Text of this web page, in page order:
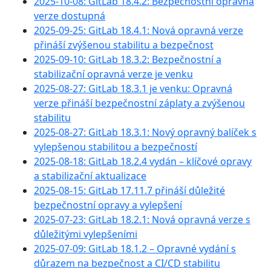
verze dostupná
2025-09-25: GitLab 18.4.1: Nová opravná verze
přináší zvýšenou stabilitu a bezpečnost
2025-09-10: GitLab 18.3.2: Bezpečnostní a
stabilizační opravná verze je venku
2025-08-27: GitLab 18.3.1 je venku: Opravná
verze přináší bezpečnostní záplaty a zvýšenou
stabilitu
2025-08-27: GitLab 18.3.1: Nový opravný balíček s
vylepšenou stabilitou a bezpečností
2025-08-18: GitLab 18.2.4 vydán – klíčové opravy
a stabilizační aktualizace
2025-08-15: GitLab 17.11.7 přináší důležité
bezpečnostní opravy a vylepšení
2025-07-23: GitLab 18.2.1: Nová opravná verze s
důležitými vylepšeními
2025-07-09: GitLab 18.1.2 – Opravné vydání s
důrazem na bezpečnost a CI/CD stabilitu